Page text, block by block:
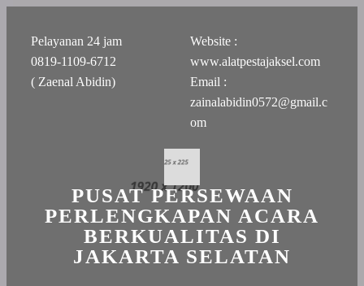
Pelayanan 24 jam
0819-1109-6712
( Zaenal Abidin)
Website :
www.alatpestajaksel.com
Email :
zainalabidin0572@gmail.c
om
PUSAT PERSEWAAN
PERLENGKAPAN ACARA
BERKUALITAS DI
JAKARTA SELATAN